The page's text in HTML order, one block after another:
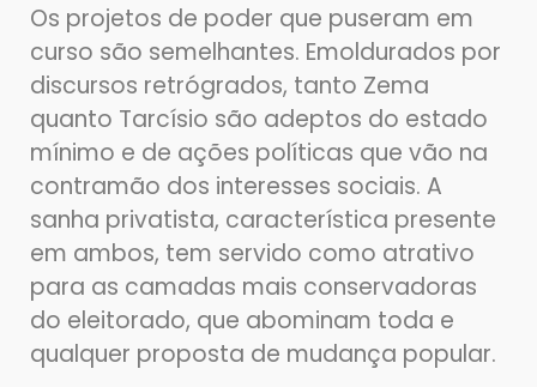
Os projetos de poder que puseram em
curso são semelhantes. Emoldurados por
discursos retrógrados, tanto Zema
quanto Tarcísio são adeptos do estado
mínimo e de ações políticas que vão na
contramão dos interesses sociais. A
sanha privatista, característica presente
em ambos, tem servido como atrativo
para as camadas mais conservadoras
do eleitorado, que abominam toda e
qualquer proposta de mudança popular.